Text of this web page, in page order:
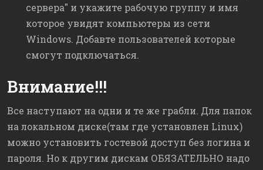
сервера" и укажите рабочую группу и имя
которое увидят компьютеры из сети
Windows. Добавте пользователей которые
смогут подключаться.
Внимание!!!
Все наступают на одни и те же грабли. Для папок
на локальном диске(там где установлен Linux)
можно установить гостевой доступ без логина и
пароля. Но к другим дискам ОБЯЗАТЕЛЬНО надо